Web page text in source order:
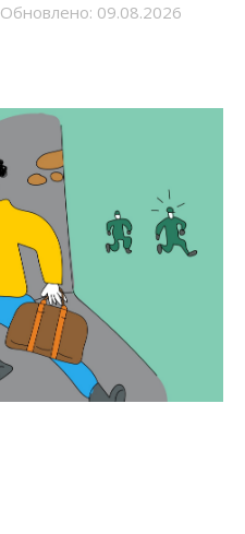
Обновлено: 09.08.2026